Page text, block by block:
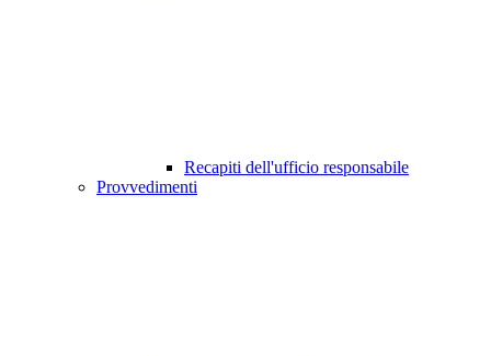
Recapiti dell'ufficio responsabile
Provvedimenti